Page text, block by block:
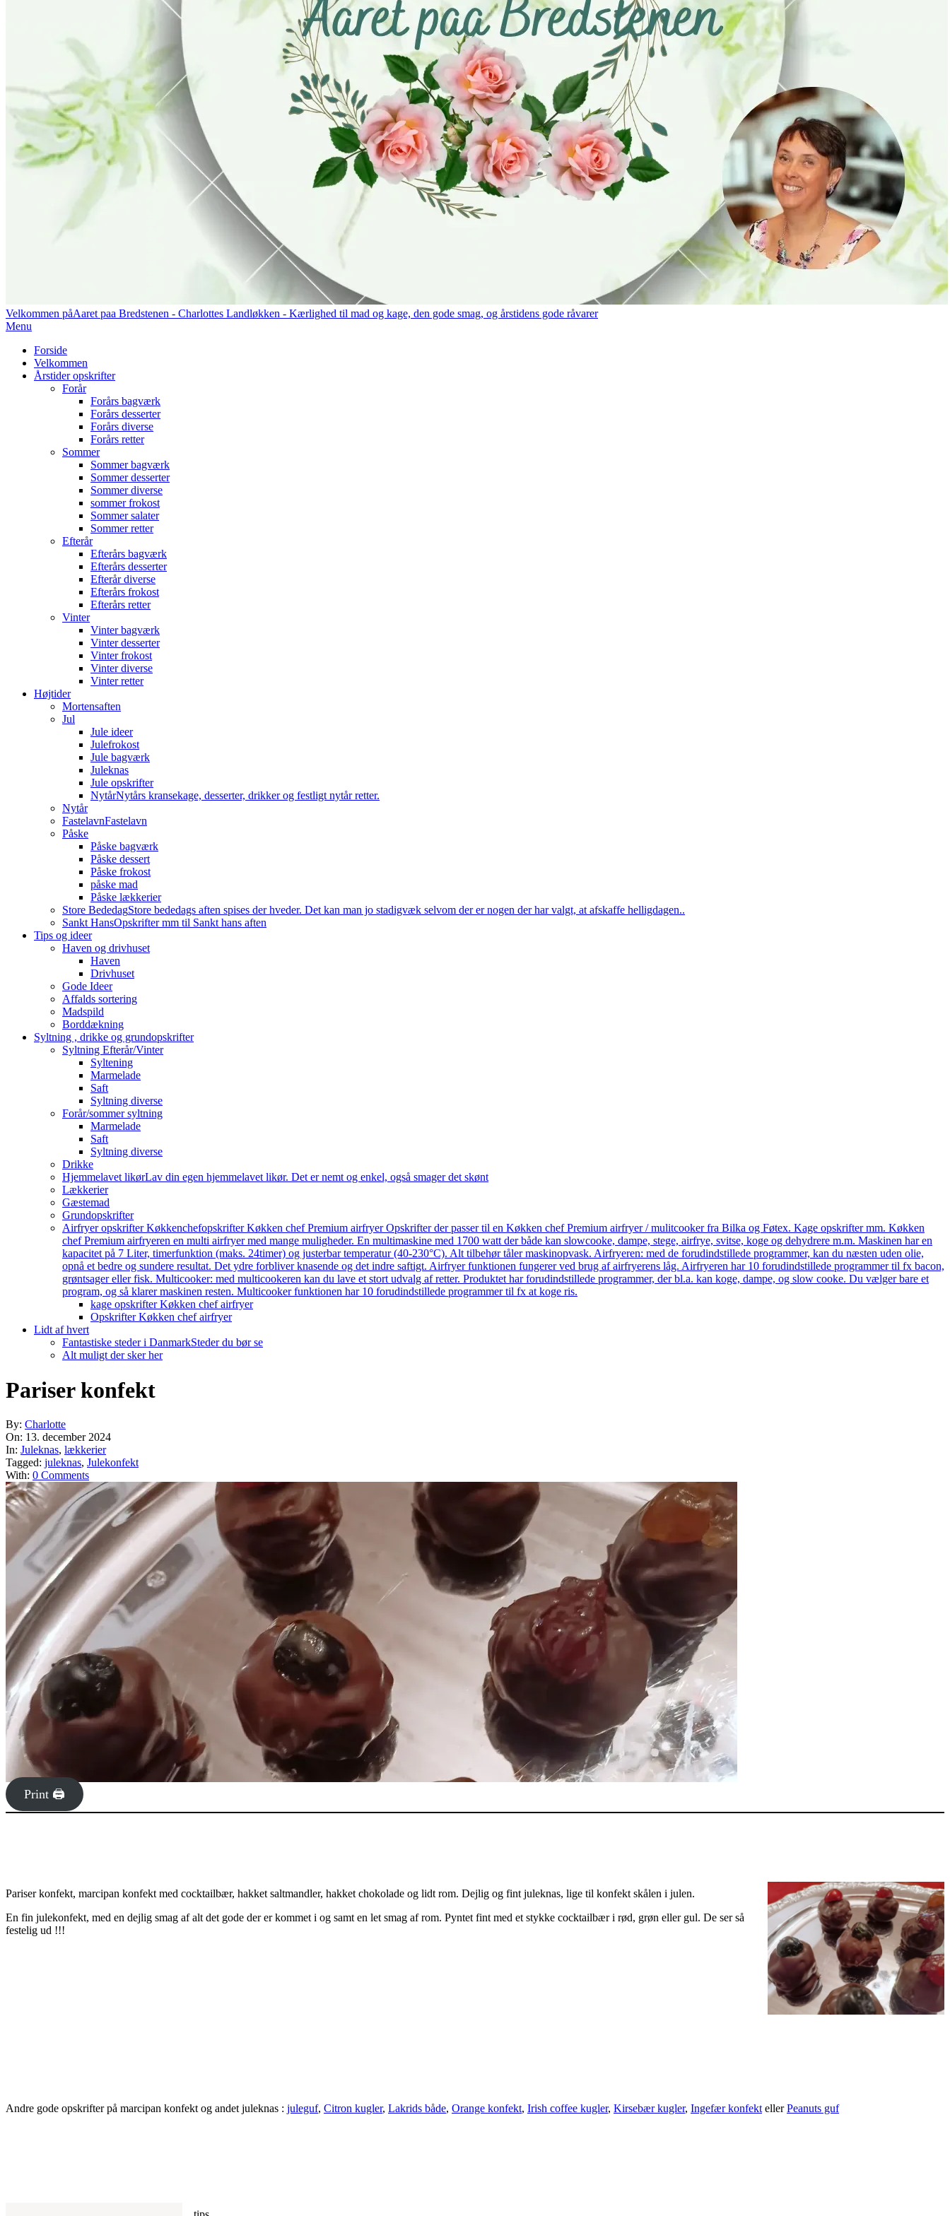
Velkommen påAaret paa Bredstenen - Charlottes Landløkken - Kærlighed til mad og kage, den gode smag, og årstidens gode råvarer
Primary
Menu
Menu
Forside
Velkommen
Årstider opskrifter
Forår
Forårs bagværk
Forårs desserter
Forårs diverse
Forårs retter
Sommer
Sommer bagværk
Sommer desserter
Sommer diverse
sommer frokost
Sommer salater
Sommer retter
Efterår
Efterårs bagværk
Efterårs desserter
Efterår diverse
Efterårs frokost
Efterårs retter
Vinter
Vinter bagværk
Vinter desserter
Vinter frokost
Vinter diverse
Vinter retter
Højtider
Mortensaften
Jul
Jule ideer
Julefrokost
Jule bagværk
Juleknas
Jule opskrifter
NytårNytårs kransekage, desserter, drikker og festligt nytår retter.
Nytår
FastelavnFastelavn
Påske
Påske bagværk
Påske dessert
Påske frokost
påske mad
Påske lækkerier
Store BededagStore bededags aften spises der hveder. Det kan man jo stadigvæk selvom der er nogen der har valgt, at afskaffe helligdagen..
Sankt HansOpskrifter mm til Sankt hans aften
Tips og ideer
Haven og drivhuset
Haven
Drivhuset
Gode Ideer
Affalds sortering
Madspild
Borddækning
Syltning , drikke og grundopskrifter
Syltning Efterår/Vinter
Syltening
Marmelade
Saft
Syltning diverse
Forår/sommer syltning
Marmelade
Saft
Syltning diverse
Drikke
Hjemmelavet likørLav din egen hjemmelavet likør. Det er nemt og enkel, også smager det skønt
Lækkerier
Gæstemad
Grundopskrifter
Airfryer opskrifter Køkkenchefopskrifter Køkken chef Premium airfryer Opskrifter der passer til en Køkken chef Premium airfryer / mulitcooker fra Bilka og Føtex. Kage opskrifter mm. Køkken
chef Premium airfryeren en multi airfryer med mange muligheder. En multimaskine med 1700 watt der både kan slowcooke, dampe, stege, airfrye, svitse, koge og dehydrere m.m. Maskinen har en
kapacitet på 7 Liter, timerfunktion (maks. 24timer) og justerbar temperatur (40-230°C). Alt tilbehør tåler maskinopvask. Airfryeren: med de forudindstillede programmer, kan du næsten uden olie,
opnå et bedre og sundere resultat. Det ydre forbliver knasende og det indre saftigt. Airfryer funktionen fungerer ved brug af airfryerens låg. Airfryeren har 10 forudindstillede programmer til fx bacon,
grøntsager eller fisk. Multicooker: med multicookeren kan du lave et stort udvalg af retter. Produktet har forudindstillede programmer, der bl.a. kan koge, dampe, og slow cooke. Du vælger bare et
program, og så klarer maskinen resten. Multicooker funktionen har 10 forudindstillede programmer til fx at koge ris.
kage opskrifter Køkken chef airfryer
Opskrifter Køkken chef airfryer
Lidt af hvert
Fantastiske steder i DanmarkSteder du bør se
Alt muligt der sker her
Pariser konfekt
By: Charlotte
On: 13. december 2024
In: Juleknas, lækkerier
Tagged: juleknas, Julekonfekt
With: 0 Comments
Print 🖨
Pariser konfekt, marcipan konfekt med cocktailbær, hakket saltmandler, hakket chokolade og lidt rom. Dejlig og fint juleknas, lige til konfekt skålen i julen.
En fin julekonfekt, med en dejlig smag af alt det gode der er kommet i og samt en let smag af rom. Pyntet fint med et stykke cocktailbær i rød, grøn eller gul. De ser så
festelig ud !!!
Andre gode opskrifter på marcipan konfekt og andet juleknas : juleguf, Citron kugler, Lakrids både, Orange konfekt, Irish coffee kugler, Kirsebær kugler, Ingefær konfekt ellerPeanuts guf